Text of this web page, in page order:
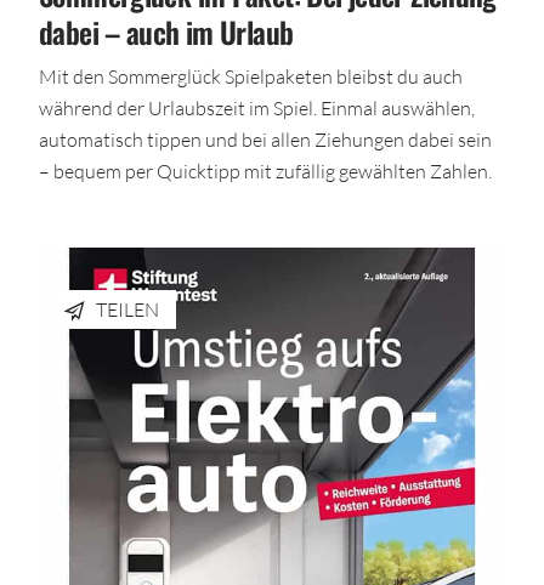
dabei – auch im Urlaub
Mit den Sommerglück Spielpaketen bleibst du auch
während der Urlaubszeit im Spiel. Einmal auswählen,
automatisch tippen und bei allen Ziehungen dabei sein
– bequem per Quicktipp mit zufällig gewählten Zahlen.
TEILEN